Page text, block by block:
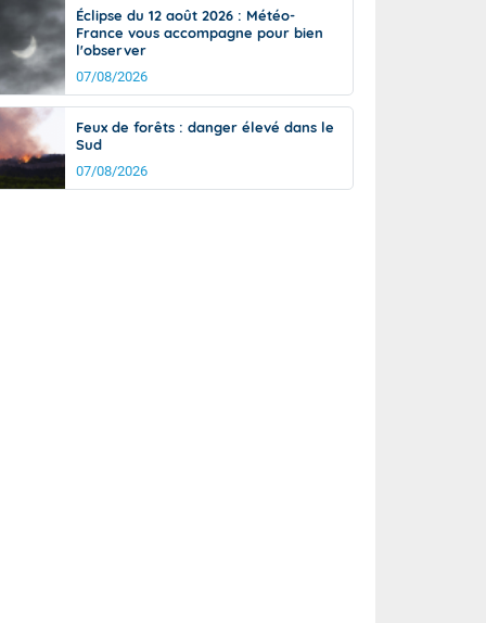
de
Bulletins Marine
Bulletins d'estimation du risque
d'avalanche
Météo des forêts
Vigicrues
Éclipse du 12 août 2026 : Météo-
France vous accompagne pour bien
l'observer
07/08/2026
Feux de forêts : danger élevé dans le
Sud
07/08/2026